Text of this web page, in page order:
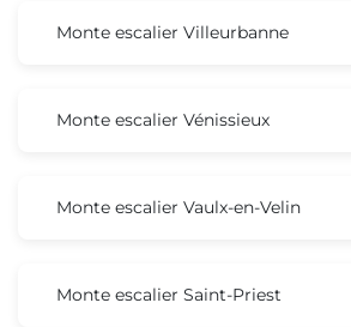
Monte escalier Villeurbanne
Monte escalier Vénissieux
Monte escalier Vaulx-en-Velin
Monte escalier Saint-Priest